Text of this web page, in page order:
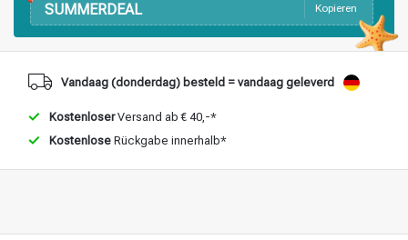
SUMMERDEAL Kopieren
Vandaag (donderdag) besteld = vandaag geleverd
KostenloserVersand ab € 40,-*
Kostenlose Rückgabe innerhalb*